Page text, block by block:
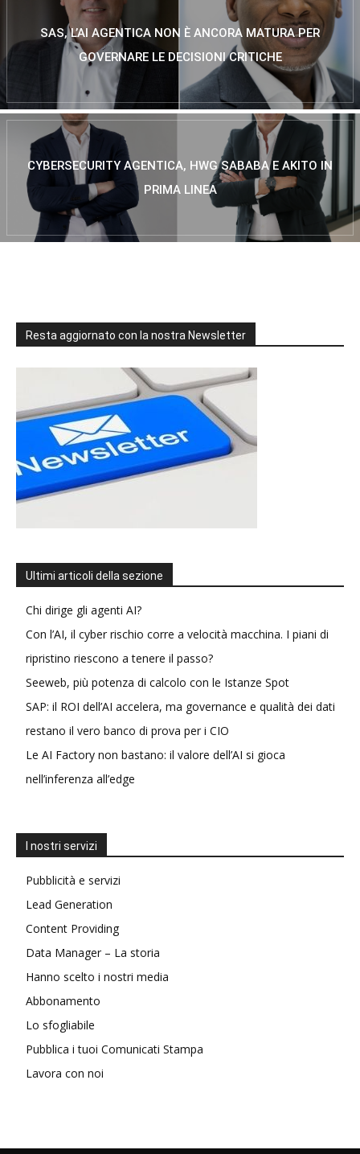
SAS, L’AI AGENTICA NON È ANCORA MATURA PER
GOVERNARE LE DECISIONI CRITICHE
CYBERSECURITY AGENTICA, HWG SABABA E AKITO IN
PRIMA LINEA
Resta aggiornato con la nostra Newsletter
Ultimi articoli della sezione
Chi dirige gli agenti AI?
Con l’AI, il cyber rischio corre a velocità macchina. I piani di
ripristino riescono a tenere il passo?
Seeweb, più potenza di calcolo con le Istanze Spot
SAP: il ROI dell’AI accelera, ma governance e qualità dei dati
restano il vero banco di prova per i CIO
Le AI Factory non bastano: il valore dell’AI si gioca
nell’inferenza all’edge
I nostri servizi
Pubblicità e servizi
Lead Generation
Content Providing
Data Manager – La storia
Hanno scelto i nostri media
Abbonamento
Lo sfogliabile
Pubblica i tuoi Comunicati Stampa
Lavora con noi